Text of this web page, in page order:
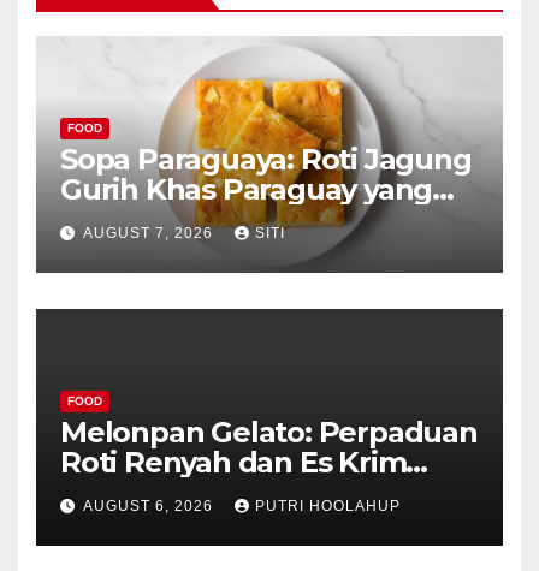
FOOD
Sopa Paraguaya: Roti Jagung
Gurih Khas Paraguay yang
Unik
AUGUST 7, 2026 SITI
FOOD
Melonpan Gelato: Perpaduan
Roti Renyah dan Es Krim
Lembut yang Menggoda
AUGUST 6, 2026 PUTRI HOOLAHUP